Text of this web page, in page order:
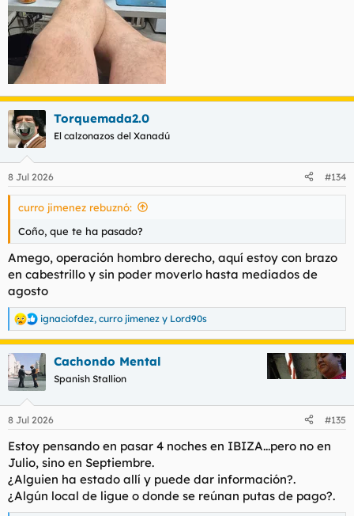
Torquemada2.0
El calzonazos del Xanadú
8 Jul 2026 #134
curro jimenez rebuznó:
Coño, que te ha pasado?
Amego, operación hombro derecho, aquí estoy con brazo
en cabestrillo y sin poder moverlo hasta mediados de
agosto
R
e
a
c
c
i
e
:
ignaciofdez, curro jimenez y Lord90s
Cachondo Mental
Spanish Stallion
8 Jul 2026 #135
Estoy pensando en pasar 4 noches en IBIZA...pero no en
Julio, sino en Septiembre.
¿Alguien ha estado allí y puede dar información?.
¿Algún local de ligue o donde se reúnan putas de pago?.